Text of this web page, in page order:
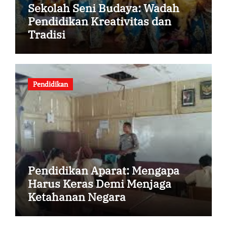
Sekolah Seni Budaya: Wadah
Pendidikan Kreativitas dan
Tradisi
Pendidikan
Pendidikan Aparat: Mengapa
Harus Keras Demi Menjaga
Ketahanan Negara